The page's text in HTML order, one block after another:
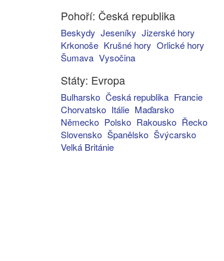
Pohoří: Česká republika
Beskydy Jeseníky Jizerské hory
Krkonoše Krušné hory Orlické hory
Šumava Vysočina
Státy: Evropa
Bulharsko Česká republika Francie
Chorvatsko Itálie Maďarsko
Německo Polsko Rakousko Řecko
Slovensko Španělsko Švýcarsko
Velká Británie